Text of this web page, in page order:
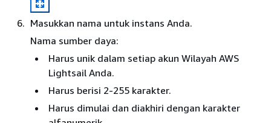
Masukkan nama untuk instans Anda.
Nama sumber daya:
Harus unik dalam setiap akun Wilayah AWS
Lightsail Anda.
Harus berisi 2-255 karakter.
Harus dimulai dan diakhiri dengan karakter